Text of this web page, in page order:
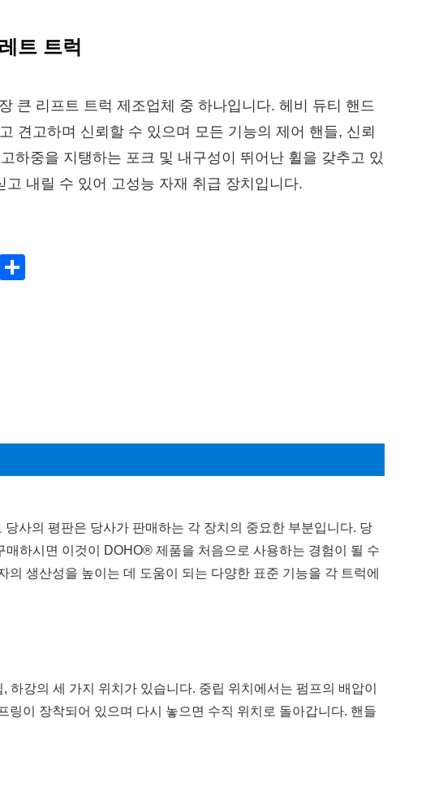
트 트럭
큰 리프트 트럭 제조업체 중 하나입니다. 헤비 듀티 핸드
견고하며 신뢰할 수 있으며 모든 기능의 제어 핸들, 신뢰
하중을 지탱하는 포크 ​​및 내구성이 뛰어난 휠을 갖추고 있
고 내릴 수 있어 고성능 자재 취급 장치입니다.
Share
사의 평판은 당사가 판매하는 각 장치의 중요한 부분입니다. 당
하시면 이것이 DOHO® 제품을 처음으로 사용하는 경험이 될 수
생산성을 높이는 데 도움이 되는 다양한 표준 기능을 각 트럭에
강의 세 가지 위치가 있습니다. 중립 위치에서는 펌프의 배압이
이 장착되어 있으며 다시 놓으면 수직 위치로 돌아갑니다. 핸들